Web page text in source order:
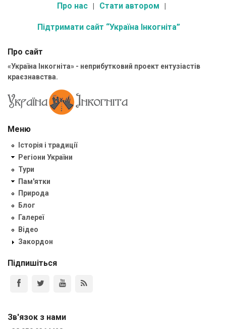
Про нас Стати автором
Підтримати сайт “Україна Інкогніта”
Про сайт
«Україна Інкогніта» - неприбутковий проект ентузіастів
краєзнавства.
Меню
Історія і традиції
Регіони України
Тури
Пам'ятки
Природа
Блог
Галереї
Відео
Закордон
Підпишіться
Зв'язок з нами